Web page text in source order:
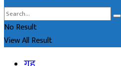
No Result
View All Result